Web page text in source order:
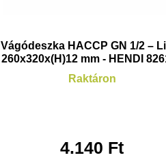
Vágódeszka HACCP GN 1/2 –
260x320x(H)12 mm - HENDI
Raktáron
4.140 Ft